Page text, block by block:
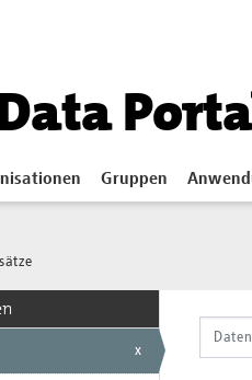
Gruppen
x